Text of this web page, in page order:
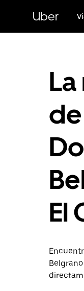
contenido
principal
Uber
El